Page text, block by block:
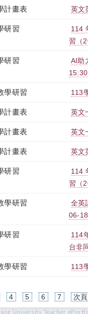
計畫表 英文
研習
114
習（
研習
AI助
學研習 113
計畫表 英文
計畫表 英文
計畫表 英文
研習
114
習（
學研習
全英
06-
研習
114
台非
學研習 113
4 5 6 7 次頁
University Teacher